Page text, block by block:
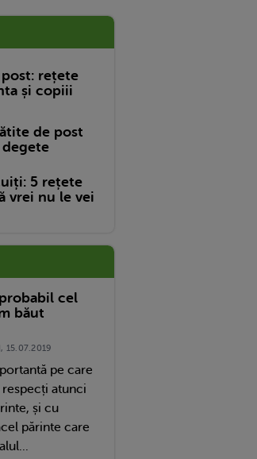
rețete
și copiii
de post
5 rețete
vrei nu le vei
cel
băut
15.07.2019
pe care
atunci
și cu
părinte care